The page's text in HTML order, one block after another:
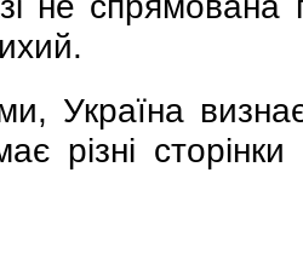
Україна
різні